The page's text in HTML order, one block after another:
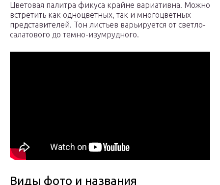
Цветовая палитра фикуса крайне вариативна. Можно
встретить как одноцветных, так и многоцветных
представителей. Тон листьев варьируется от светло-
салатового до темно-изумрудного.
Виды фото и названия